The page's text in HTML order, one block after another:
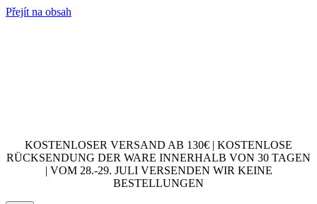
Přejít na obsah
KOSTENLOSER VERSAND AB 130€ | KOSTENLOSE
RÜCKSENDUNG DER WARE INNERHALB VON 30 TAGEN
| VOM 28.-29. JULI VERSENDEN WIR KEINE
BESTELLUNGEN